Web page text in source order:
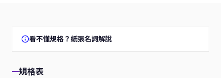
看不懂規格？紙張名詞解說
規格表